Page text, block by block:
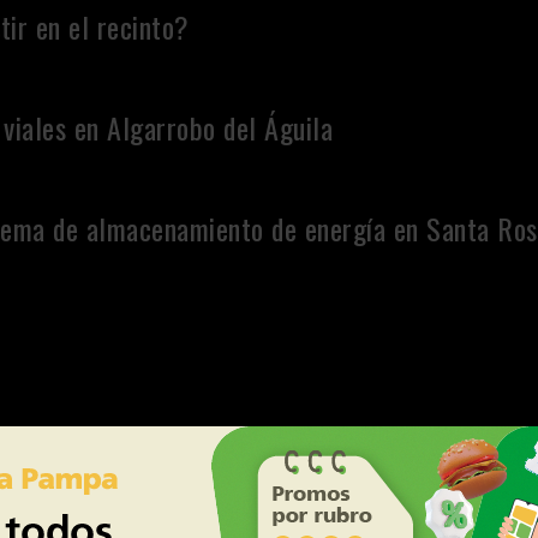
en el recinto?
en Algarrobo del Águila
de almacenamiento de energía en Santa